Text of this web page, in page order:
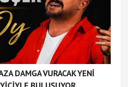
DAMGA VURACAK YENİ